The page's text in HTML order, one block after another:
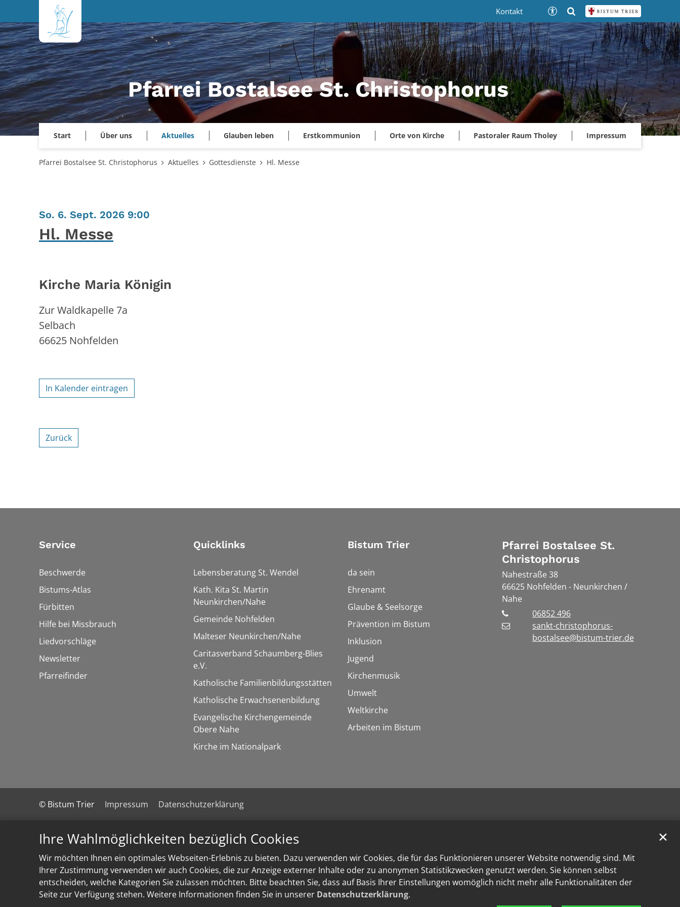
Ihre Wahlmöglichkeiten bezüglich Cookies
Wir möchten Ihnen ein optimales Webseiten-Erlebnis zu bieten. Dazu verwenden wir Cookies, die für das Funktionieren unserer Website notwendig sind. Mit
Ihrer Zustimmung verwenden wir auch Cookies, die zur Anzeige externer Inhalte oder zu anonymen Statistikzwecken genutzt werden. Sie können selbst
entscheiden, welche Kategorien Sie zulassen möchten. Bitte beachten Sie, dass auf Basis Ihrer Einstellungen womöglich nicht mehr alle Funktionalitäten der
Seite zur Verfügung stehen. Weitere Informationen finden Sie in unserer Datenschutzerklärung.
✕
Zum Inhalt springen
Pfarrei Bostalsee St. Christophorus
Start Über uns Aktuelles Glauben leben Erstkommunion Orte von Kirche Pastoraler Raum Tholey Impressum
Kontakt
Pfarrei Bostalsee St. Christophorus Aktuelles Gottesdienste Hl. Messe
So. 6. Sept. 2026 9:00
Hl. Messe
Kirche Maria Königin
Zur Waldkapelle 7a
Selbach
66625 Nohfelden
In Kalender eintragen
Zurück
Service
Beschwerde
Bistums-Atlas
Fürbitten
Hilfe bei Missbrauch
Liedvorschläge
Newsletter
Pfarreifinder
Quicklinks
Lebensberatung St. Wendel
Kath. Kita St. Martin
Neunkirchen/Nahe
Gemeinde Nohfelden
Malteser Neunkirchen/Nahe
Caritasverband Schaumberg-Blies
e.V.
Katholische Familienbildungsstätten
Katholische Erwachsenenbildung
Evangelische Kirchengemeinde
Obere Nahe
Kirche im Nationalpark
Bistum Trier
da sein
Ehrenamt
Glaube & Seelsorge
Prävention im Bistum
Inklusion
Jugend
Kirchenmusik
Umwelt
Weltkirche
Arbeiten im Bistum
Pfarrei Bostalsee St.
Christophorus
Nahestraße 38
66625 Nohfelden - Neunkirchen /
Nahe
06852 496
sankt-christophorus-
bostalsee@bistum-trier.de
© Bistum Trier Impressum Datenschutzerklärung